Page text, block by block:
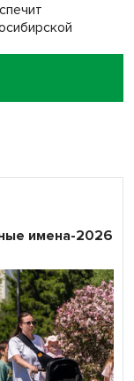
объявляет
имена-2026